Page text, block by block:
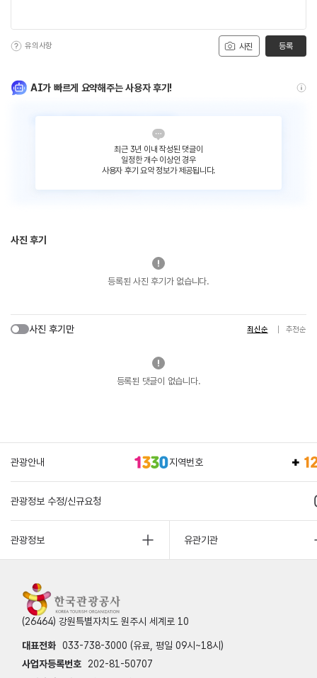
사진
유의사항 등록
AI가 빠르게 요약해주는 사용자 후기!
최근 3년 이내 작성된 댓글이
일정한 개수 이상인 경우
사용자 후기 요약 정보가 제공됩니다.
사진 후기
등록된 사진 후기가 없습니다.
사진 후기만 최신순 추천순
등록된 댓글이 없습니다.
관광안내 지역번호
관광정보 수정/신규요청
관광정보 유관기관
(26464) 강원특별자치도 원주시 세계로 10
대표전화 033-738-3000 (유료, 평일 09시~18시)
사업자등록번호
202-81-50707